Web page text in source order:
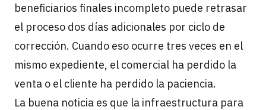
beneficiarios finales incompleto puede retrasar
el proceso dos días adicionales por ciclo de
corrección. Cuando eso ocurre tres veces en el
mismo expediente, el comercial ha perdido la
venta o el cliente ha perdido la paciencia.
La buena noticia es que la infraestructura para